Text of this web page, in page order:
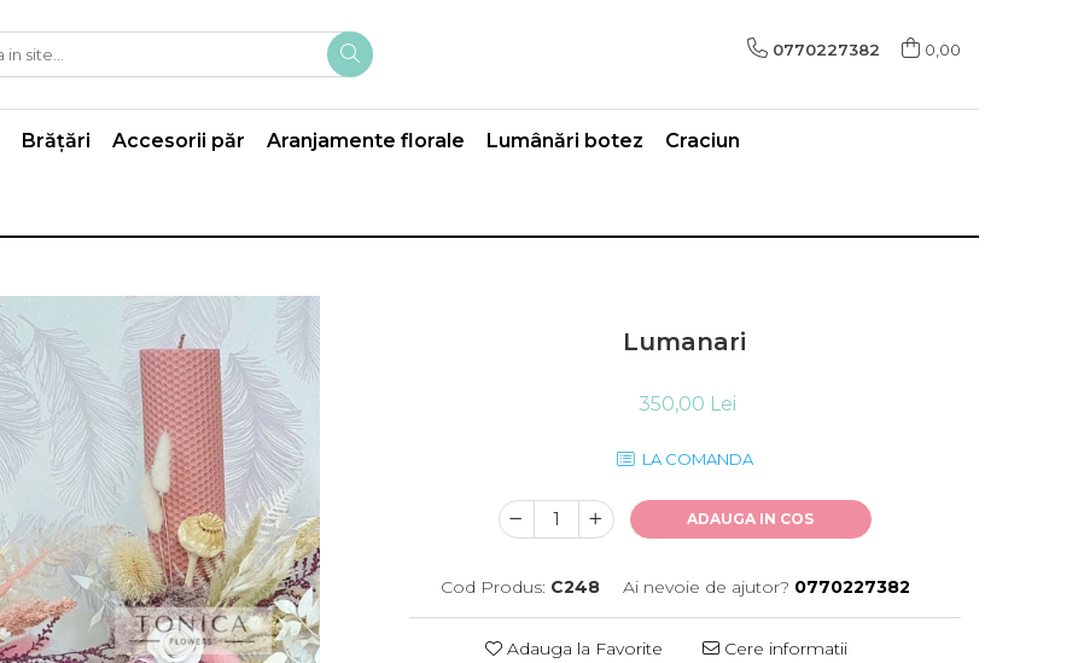
0770227382 0,00
Brățări Accesorii păr Aranjamente florale Lumânări botez Craciun
Lumanari
350,00 Lei
LA COMANDA
ADAUGA IN COS
Cod Produs: C248 Ai nevoie de ajutor? 0770227382
Adauga la Favorite Cere informatii